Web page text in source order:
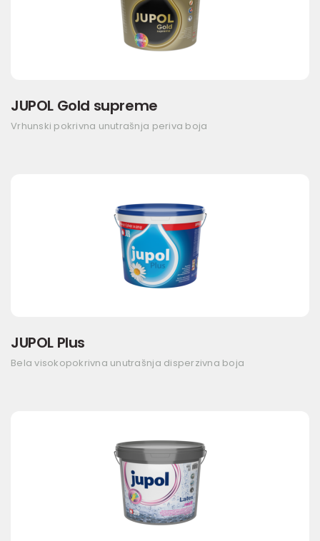
JUPOL Gold supreme
Vrhunski pokrivna unutrašnja periva boja
JUPOL Plus
Bela visokopokrivna unutrašnja disperzivna boja